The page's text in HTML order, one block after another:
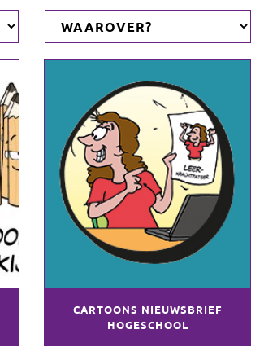
CARTOONS NIEUWSBRIEF
HOGESCHOOL